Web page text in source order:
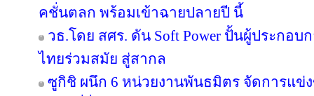
คชั่นตลก พร้อมเข้าฉายปลายปี นี้
วธ.โดย สศร. ดัน Soft Power ปั้นผู้ประกอ
ไทยร่วมสมัย สู่สากล
ซูกิชิ ผนึก 6 หน่วยงานพันธมิตร จัดการแ